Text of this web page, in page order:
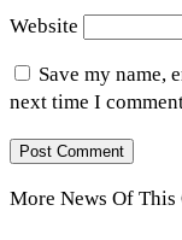
Website
Save my name,
next time I
More News Of This